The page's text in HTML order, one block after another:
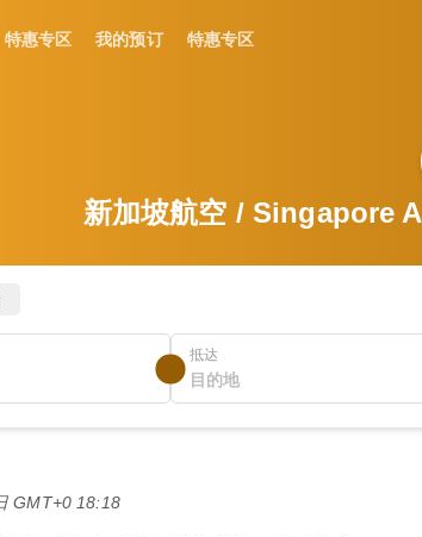
特惠专区 我的预订 特惠专区
新加坡航空 / Singapore
抵达
GMT+0 18:18